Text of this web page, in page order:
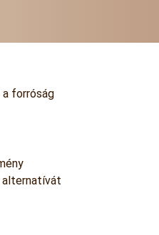
a forróság
alternatívát